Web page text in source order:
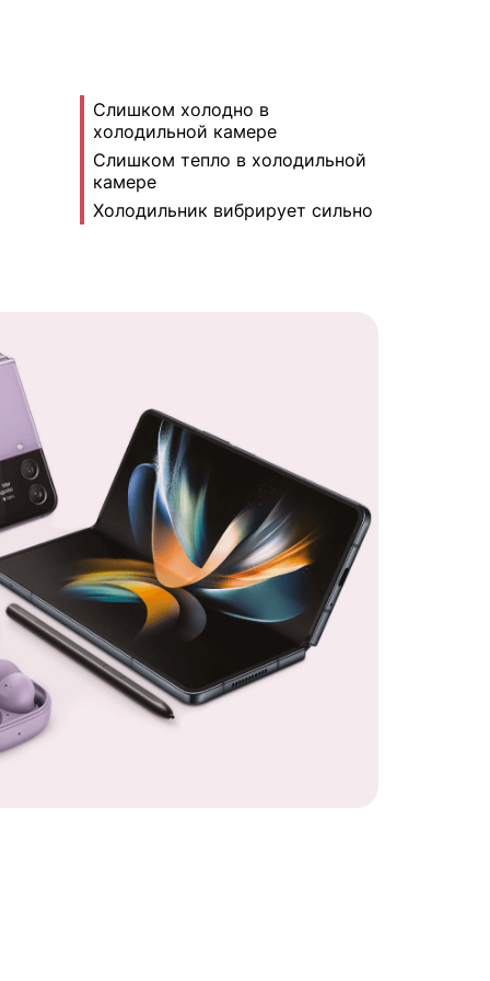
Слишком холодно в
холодильной камере
Слишком тепло в холодильной
камере
Холодильник вибрирует сильно